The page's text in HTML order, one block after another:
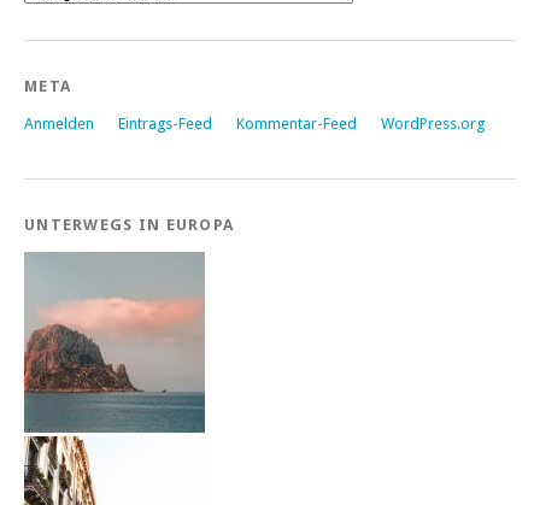
META
Anmelden Eintrags-Feed Kommentar-Feed WordPress.org
UNTERWEGS IN EUROPA